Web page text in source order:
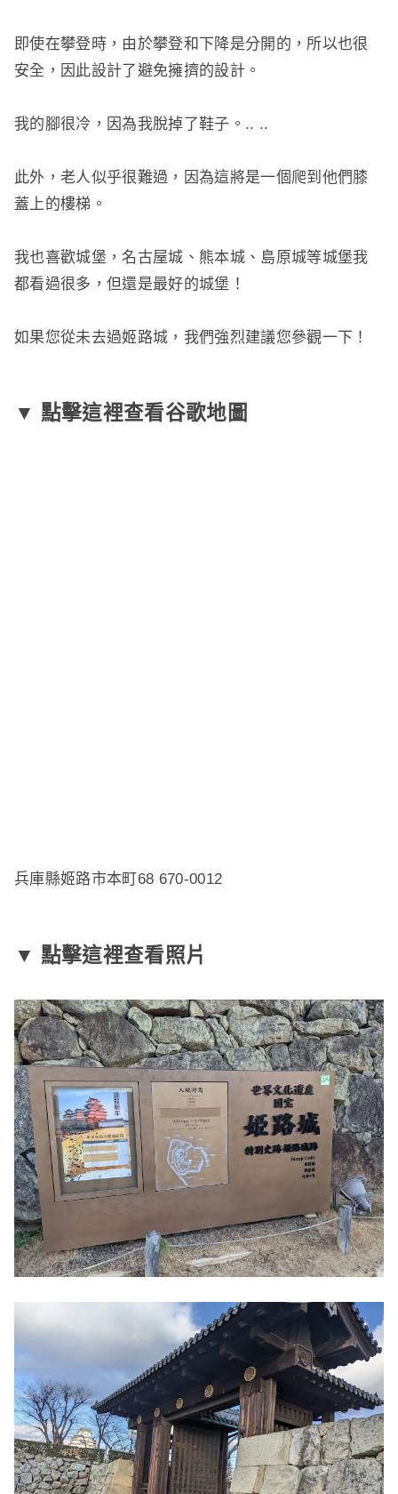
即使在攀登時，由於攀登和下降是分開的，所以也很
安全，因此設計了避免擁擠的設計。
我的腳很冷，因為我脫掉了鞋子。 .. ..
此外，老人似乎很難過，因為這將是一個爬到他們膝
蓋上的樓梯。
我也喜歡城堡，名古屋城、熊本城、島原城等城堡我
都看過很多，但還是最好的城堡！
如果您從未去過姬路城，我們強烈建議您參觀一下！
▼ 點擊這裡查看谷歌地圖
兵庫縣姬路市本町68 670-0012
▼ 點擊這裡查看照片